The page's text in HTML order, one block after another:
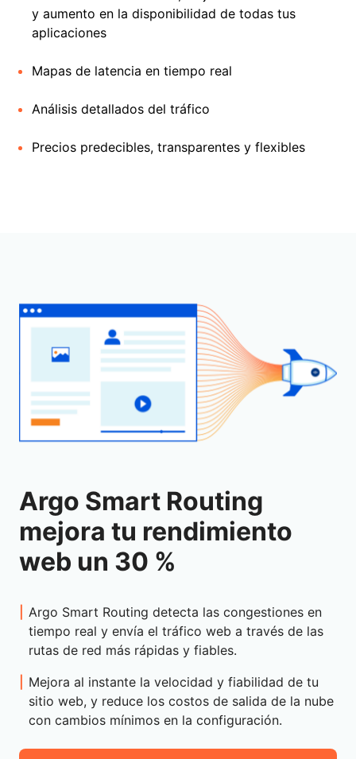
y aumento en la disponibilidad de todas tus
aplicaciones
Mapas de latencia en tiempo real
Análisis detallados del tráfico
Precios predecibles, transparentes y flexibles
Argo Smart Routing
mejora tu rendimiento
web un 30 %
Argo Smart Routing detecta las congestiones en
tiempo real y envía el tráfico web a través de las
rutas de red más rápidas y fiables.
Mejora al instante la velocidad y fiabilidad de tu
sitio web, y reduce los costos de salida de la nube
con cambios mínimos en la configuración.